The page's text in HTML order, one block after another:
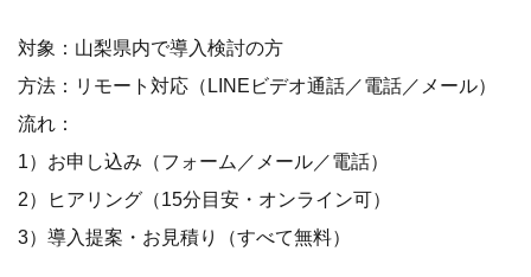
対象：山梨県内で導入検討の方
方法：リモート対応（LINEビデオ通話／電話／メール）
流れ：
1）お申し込み（フォーム／メール／電話）
2）ヒアリング（15分目安・オンライン可）
3）導入提案・お見積り（すべて無料）